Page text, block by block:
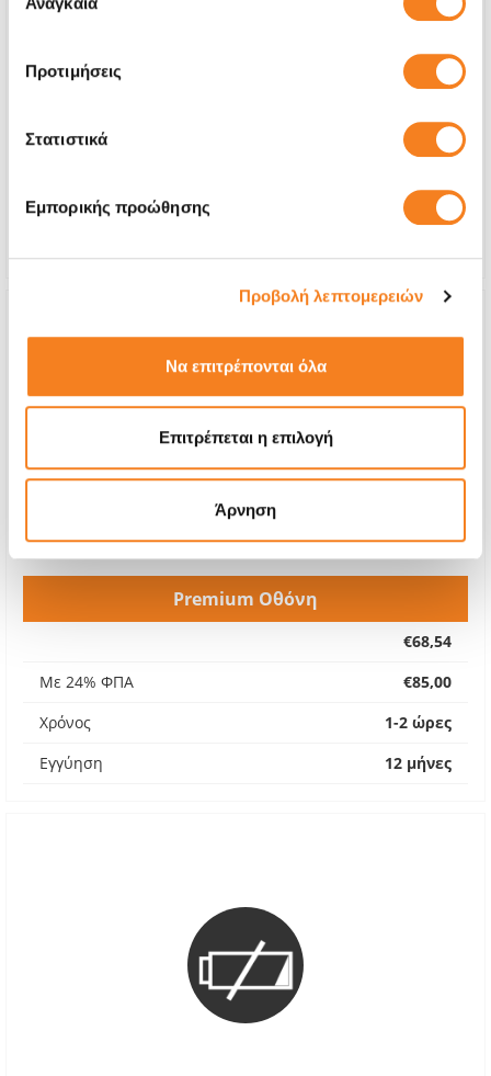
συγκατάθεσης
Προτιμήσεις
Στατιστικά
Εμπορικής προώθησης
Προβολή λεπτομερειών
Να επιτρέπονται όλα
Επιτρέπεται η επιλογή
Άρνηση
Call
-
Χρόνος
1-2 ώρες
Premium Οθόνη
€68,54
Με 24% ΦΠΑ
€85,00
Χρόνος
1-2 ώρες
Εγγύηση
12 μήνες